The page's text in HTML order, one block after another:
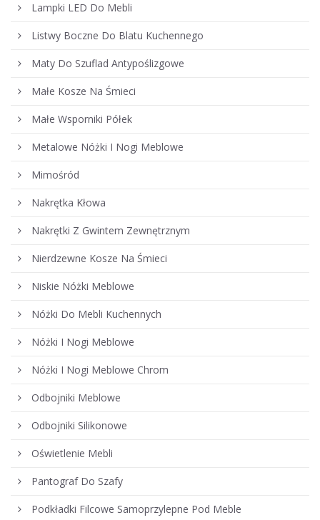
Lampki LED Do Mebli
Listwy Boczne Do Blatu Kuchennego
Maty Do Szuflad Antypoślizgowe
Małe Kosze Na Śmieci
Małe Wsporniki Półek
Metalowe Nóżki I Nogi Meblowe
Mimośród
Nakrętka Kłowa
Nakrętki Z Gwintem Zewnętrznym
Nierdzewne Kosze Na Śmieci
Niskie Nóżki Meblowe
Nóżki Do Mebli Kuchennych
Nóżki I Nogi Meblowe
Nóżki I Nogi Meblowe Chrom
Odbojniki Meblowe
Odbojniki Silikonowe
Oświetlenie Mebli
Pantograf Do Szafy
Podkładki Filcowe Samoprzylepne Pod Meble